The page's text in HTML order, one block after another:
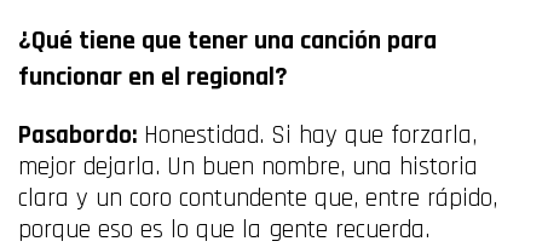
¿Qué tiene que tener una canción para
funcionar en el regional?
Pasabordo: Honestidad. Si hay que forzarla,
mejor dejarla. Un buen nombre, una historia
clara y un coro contundente que, entre rápido,
porque eso es lo que la gente recuerda.